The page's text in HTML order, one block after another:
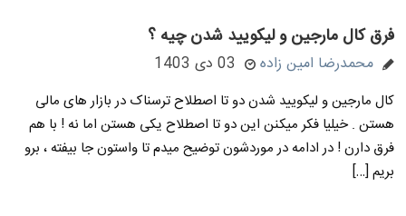
فرق کال مارجین و لیکویید شدن چیه ؟
محمدرضا امین زاده 03 دی 1403
کال مارجین و لیکویید شدن دو تا اصطلاح ترسناک در بازار های مالی
هستن . خیلیا فکر میکنن این دو تا اصطلاح یکی هستن اما نه ! با هم
فرق دارن ! در ادامه در موردشون توضیح میدم تا واستون جا بیفته ، برو
بریم […]